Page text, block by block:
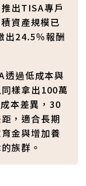
出TISA專戶
資產規模已
出24.5％報酬
透過低成本與
樣拿出100萬
本差異，30
，適合長期
金與增加養
族群。